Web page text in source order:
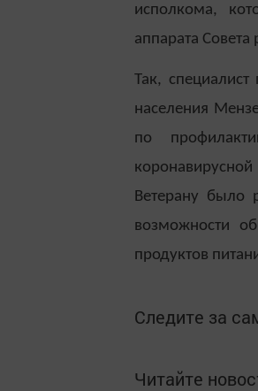
исполкома,
аппарата
Так,
населения
по
Ветерану было
возможности
продуктов
Следите за
Читайте